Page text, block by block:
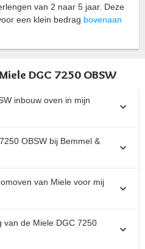
van 2 naar 5 jaar. Deze
een klein bedrag bovenaan
DGC 7250 OBSW
inbouw oven in mijn
OBSW bij Bemmel &
van Miele voor mij
van de Miele DGC 7250